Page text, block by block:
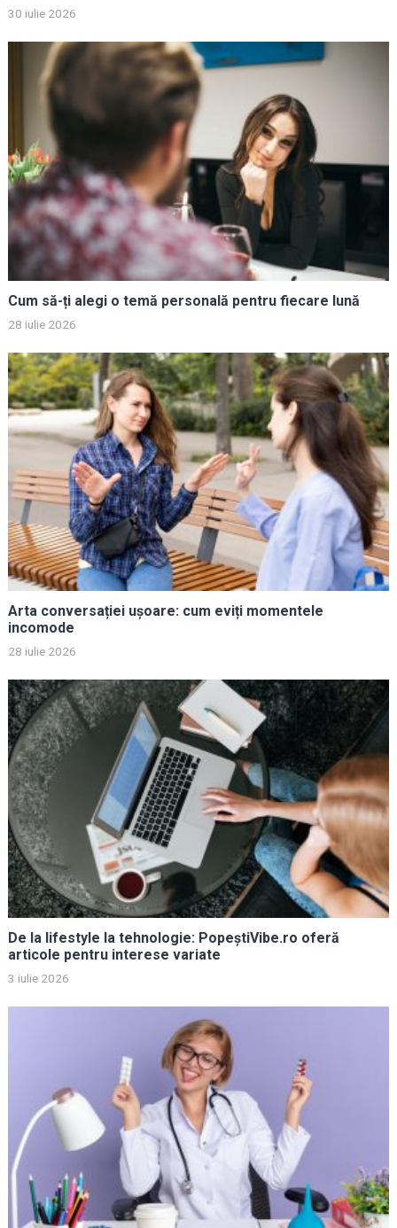
30 iulie 2026
Cum să-ți alegi o temă personală pentru fiecare lună
28 iulie 2026
Arta conversației ușoare: cum eviți momentele
incomode
28 iulie 2026
De la lifestyle la tehnologie: PopeștiVibe.ro oferă
articole pentru interese variate
3 iulie 2026